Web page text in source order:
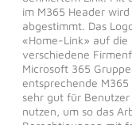
im M365 Header
abgestimmt. Das
«Home-Link» auf
verschiedene
Microsoft 365
entsprechende M365
sehr gut für
nutzen, um so das